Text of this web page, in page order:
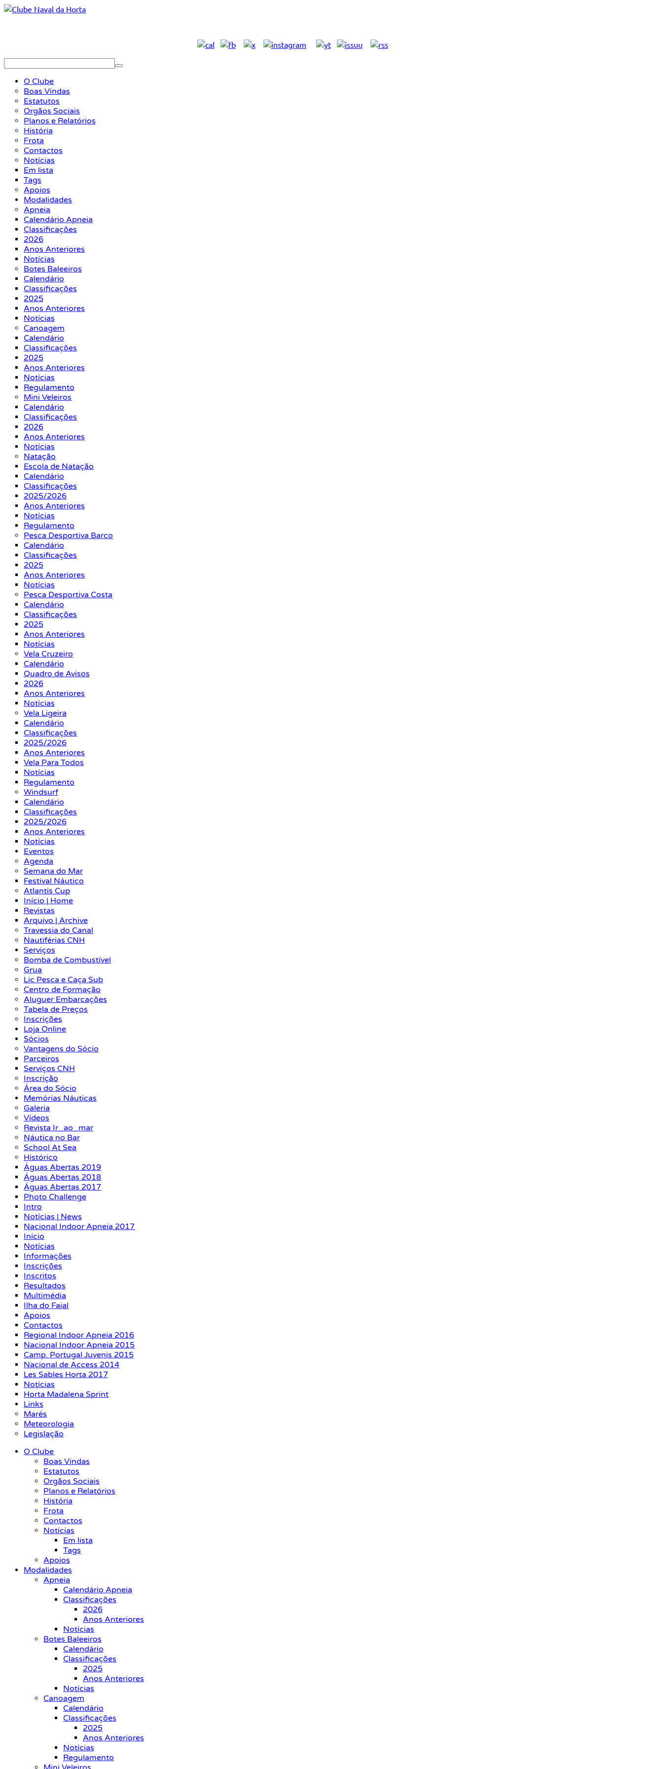
O Clube
Boas Vindas
Estatutos
Orgãos Sociais
Planos e Relatórios
História
Frota
Contactos
Notícias
Em lista
Tags
Apoios
Modalidades
Apneia
Calendário Apneia
Classificações
2026
Anos Anteriores
Notícias
Botes Baleeiros
Calendário
Classificações
2025
Anos Anteriores
Notícias
Canoagem
Calendário
Classificações
2025
Anos Anteriores
Notícias
Regulamento
Mini Veleiros
Calendário
Classificações
2026
Anos Anteriores
Notícias
Natação
Escola de Natação
Calendário
Classificações
2025/2026
Anos Anteriores
Notícias
Regulamento
Pesca Desportiva Barco
Calendário
Classificações
2025
Anos Anteriores
Notícias
Pesca Desportiva Costa
Calendário
Classificações
2025
Anos Anteriores
Notícias
Vela Cruzeiro
Calendário
Quadro de Avisos
2026
Anos Anteriores
Notícias
Vela Ligeira
Calendário
Classificações
2025/2026
Anos Anteriores
Vela Para Todos
Notícias
Regulamento
Windsurf
Calendário
Classificações
2025/2026
Anos Anteriores
Notícias
Eventos
Agenda
Semana do Mar
Festival Náutico
Atlantis Cup
Início | Home
Revistas
Arquivo | Archive
Travessia do Canal
Nautiférias CNH
Serviços
Bomba de Combustível
Grua
Lic Pesca e Caça Sub
Centro de Formação
Aluguer Embarcações
Tabela de Preços
Inscrições
Loja Online
Sócios
Vantagens do Sócio
Parceiros
Serviços CNH
Inscrição
Área do Sócio
Memórias Náuticas
Galeria
Vídeos
Revista Ir_ao_mar
Náutica no Bar
School At Sea
Histórico
Águas Abertas 2019
Águas Abertas 2018
Águas Abertas 2017
Photo Challenge
Intro
Notícias | News
Nacional Indoor Apneia 2017
Início
Notícias
Informações
Inscrições
Inscritos
Resultados
Multimédia
Ilha do Faial
Apoios
Contactos
Regional Indoor Apneia 2016
Nacional Indoor Apneia 2015
Camp. Portugal Juvenis 2015
Nacional de Access 2014
Les Sables Horta 2017
Notícias
Horta Madalena Sprint
Links
Marés
Meteorologia
Legislação
O Clube
Boas Vindas
Estatutos
Orgãos Sociais
Planos e Relatórios
História
Frota
Contactos
Notícias
Em lista
Tags
Apoios
Modalidades
Apneia
Calendário Apneia
Classificações
2026
Anos Anteriores
Notícias
Botes Baleeiros
Calendário
Classificações
2025
Anos Anteriores
Notícias
Canoagem
Calendário
Classificações
2025
Anos Anteriores
Notícias
Regulamento